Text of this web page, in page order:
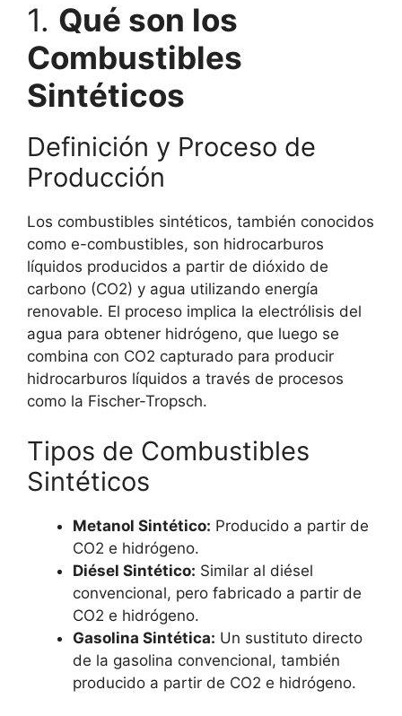
1. Qué son los
Combustibles
Sintéticos
Definición y Proceso de
Producción
Los combustibles sintéticos, también conocidos
como e-combustibles, son hidrocarburos
líquidos producidos a partir de dióxido de
carbono (CO2) y agua utilizando energía
renovable. El proceso implica la electrólisis del
agua para obtener hidrógeno, que luego se
combina con CO2 capturado para producir
hidrocarburos líquidos a través de procesos
como la Fischer-Tropsch.
Tipos de Combustibles
Sintéticos
Metanol Sintético: Producido a partir de
CO2 e hidrógeno.
Diésel Sintético: Similar al diésel
convencional, pero fabricado a partir de
CO2 e hidrógeno.
Gasolina Sintética: Un sustituto directo
de la gasolina convencional, también
producido a partir de CO2 e hidrógeno.